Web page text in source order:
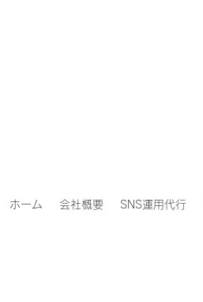
ホーム 会社概要 SNS運用代行